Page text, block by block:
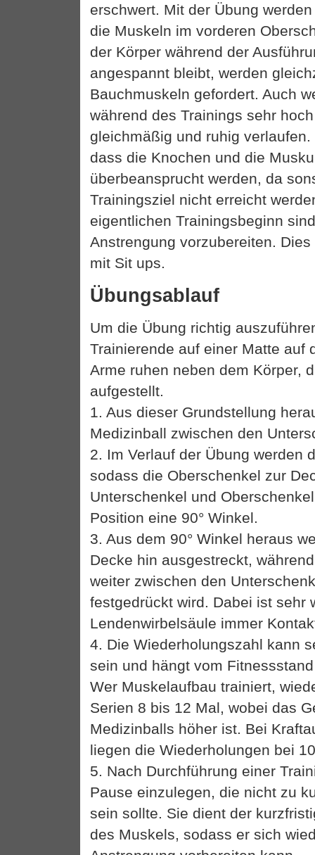
erschwert. Mit der Übung
die Muskeln im vorderen
der Körper während der
angespannt bleibt, werden
Bauchmuskeln gefordert. Auch
während des Trainings sehr
gleichmäßig und ruhig
dass die Knochen und die
überbeansprucht werden, da
Trainingsziel nicht erreicht
eigentlichen Trainingsbeginn
Anstrengung vorzubereiten.
mit Sit ups.
Übungsablauf
Um die Übung richtig
Trainierende auf einer Matte auf
Arme ruhen neben dem Körper,
aufgestellt.
1. Aus dieser Grundstellung
Medizinball zwischen den
2. Im Verlauf der Übung werden
sodass die Oberschenkel zur
Unterschenkel und
Position eine 90° Winkel.
3. Aus dem 90° Winkel heraus
Decke hin ausgestreckt,
weiter zwischen den
festgedrückt wird. Dabei ist sehr
Lendenwirbelsäule immer
4. Die Wiederholungszahl kann
sein und hängt vom
Wer Muskelaufbau trainiert,
Serien 8 bis 12 Mal, wobei das
Medizinballs höher ist. Bei
liegen die Wiederholungen bei
5. Nach Durchführung einer
Pause einzulegen, die nicht zu
sein sollte. Sie dient der
des Muskels, sodass er sich